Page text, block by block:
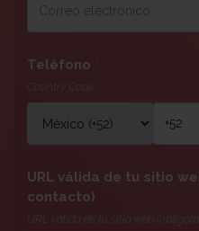
Teléfono
Country Code
URL válida de tu sitio
contacto)
URL válida de tu sitio web